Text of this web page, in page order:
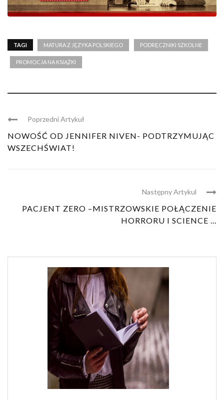
TAGI MATURA Z JĘZYKA POLSKIEGO PODRĘCZNIKI SZKOLNE
PROMOCJA NA KSIĄŻKI
Poprzedni Artykuł
NOWOŚĆ OD JENNIFER NIVEN- PODTRZYMUJĄC
WSZECHŚWIAT!
Następny Artykul
PACJENT ZERO –MISTRZOWSKIE POŁĄCZENIE
HORRORU I SCIENCE ...